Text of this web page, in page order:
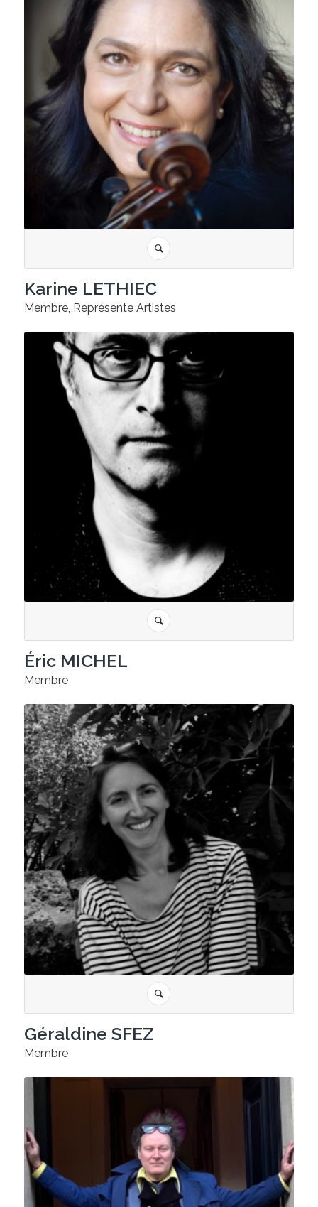
Karine LETHIEC
Membre, Représente Artistes
Éric MICHEL
Membre
Géraldine SFEZ
Membre